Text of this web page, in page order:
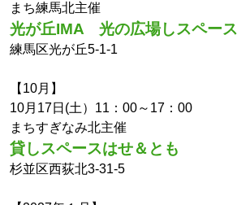
まち練馬北主催
光が丘IMA 光の広場しスペース
練馬区光が丘5-1-1
【10月】
10月17日(土）11：00～17：00
まちすぎなみ北主催
貸しスペースはせ＆とも
杉並区西荻北3-31-5